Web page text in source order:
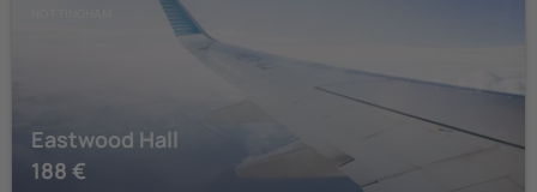
Eastwood Hall
188 €